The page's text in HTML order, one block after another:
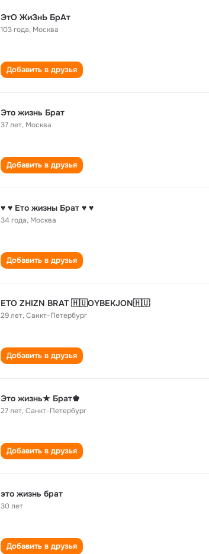
ЭтО ЖиЗнЬ БрАт
103 года, Москва
Добавить в друзья
Это жизнь Брат
37 лет, Москва
Добавить в друзья
♥ ♥ Ето жизны Брат ♥ ♥
34 года, Москва
Добавить в друзья
ETO ZHIZN BRAT 🇭🇺OYBEKJON🇭🇺
29 лет,Санкт-Петербург
Добавить в друзья
Это жизнь★ Брат♚
27 лет,Санкт-Петербург
Добавить в друзья
это жизнь брат
30 лет
Добавить в друзья